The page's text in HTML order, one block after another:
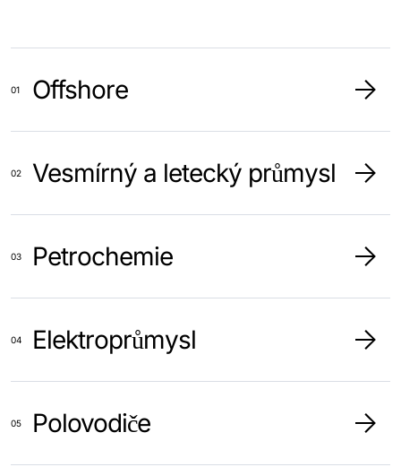
Offshore
Vesmírný a letecký průmysl
Petrochemie
Elektroprůmysl
Polovodiče